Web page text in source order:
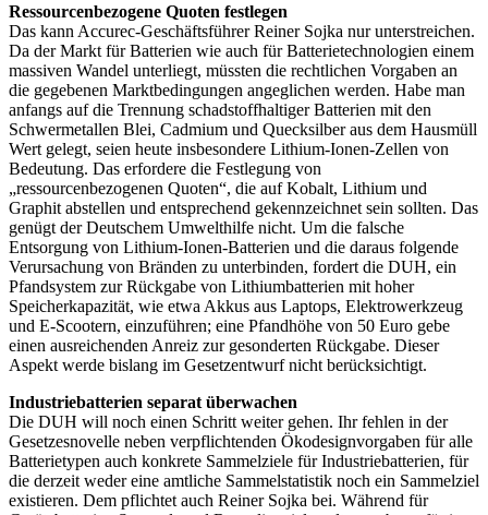
Ressourcenbezogene Quoten festlegen
Das kann Accurec-Geschäftsführer Reiner Sojka nur unterstreichen.
Da der Markt für Batterien wie auch für Batterietechnologien einem
massiven Wandel unterliegt, müssten die rechtlichen Vorgaben an
die gegebenen Marktbedingungen angeglichen werden. Habe man
anfangs auf die Trennung schadstoffhaltiger Batterien mit den
Schwermetallen Blei, Cadmium und Quecksilber aus dem Hausmüll
Wert gelegt, seien heute insbesondere Lithium-Ionen-Zellen von
Bedeutung. Das erfordere die Festlegung von
„ressourcenbezogenen Quoten“, die auf Kobalt, Lithium und
Graphit abstellen und entsprechend gekennzeichnet sein sollten. Das
genügt der Deutschem Umwelthilfe nicht. Um die falsche
Entsorgung von Lithium-Ionen-Batterien und die daraus folgende
Verursachung von Bränden zu unterbinden, fordert die DUH, ein
Pfandsystem zur Rückgabe von Lithiumbatterien mit hoher
Speicherkapazität, wie etwa Akkus aus Laptops, Elektrowerkzeug
und E-Scootern, einzuführen; eine Pfandhöhe von 50 Euro gebe
einen ausreichenden Anreiz zur gesonderten Rückgabe. Dieser
Aspekt werde bislang im Gesetzentwurf nicht berücksichtigt.
Industriebatterien separat überwachen
Die DUH will noch einen Schritt weiter gehen. Ihr fehlen in der
Gesetzesnovelle neben verpflichtenden Ökodesignvorgaben für alle
Batterietypen auch konkrete Sammelziele für Industriebatterien, für
die derzeit weder eine amtliche Sammelstatistik noch ein Sammelziel
existieren. Dem pflichtet auch Reiner Sojka bei. Während für